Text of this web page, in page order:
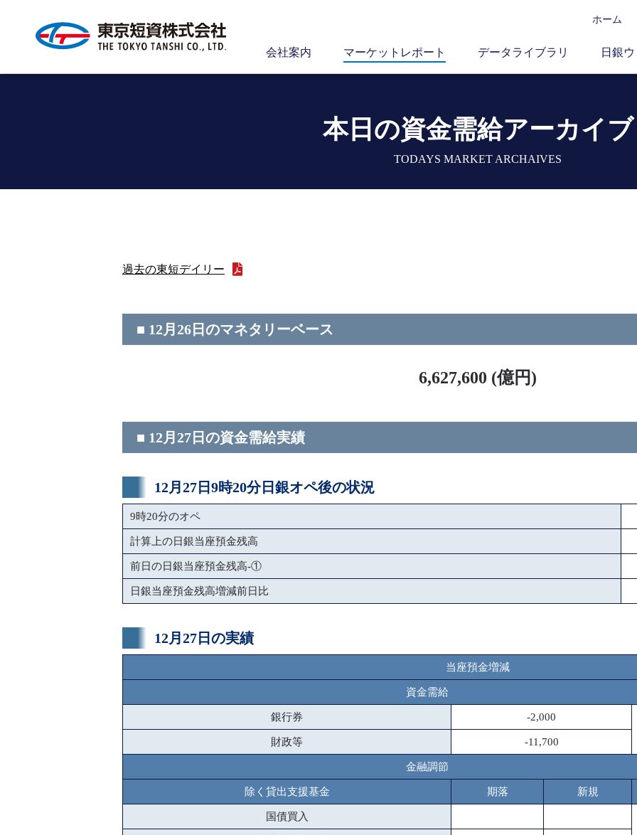
ホーム
会社案内 マーケットレポート データライブラリ 日銀
本日の資金需給アーカイブ
TODAYS MARKET ARCHAIVES
過去の東短デイリー
■ 12月26日のマネタリーベース
6,627,600 (億円)
■ 12月27日の資金需給実績
12月27日9時20分日銀オペ後の状況
9時20分のオペ
計算上の日銀当座預金残高
前日の日銀当座預金残高-①
日銀当座預金残高増減前日比
12月27日の実績
当座預金増減
資金需給
銀行券 -2,000
財政等 -11,700
金融調節
除く貸出支援基金 期落 新規
国債買入